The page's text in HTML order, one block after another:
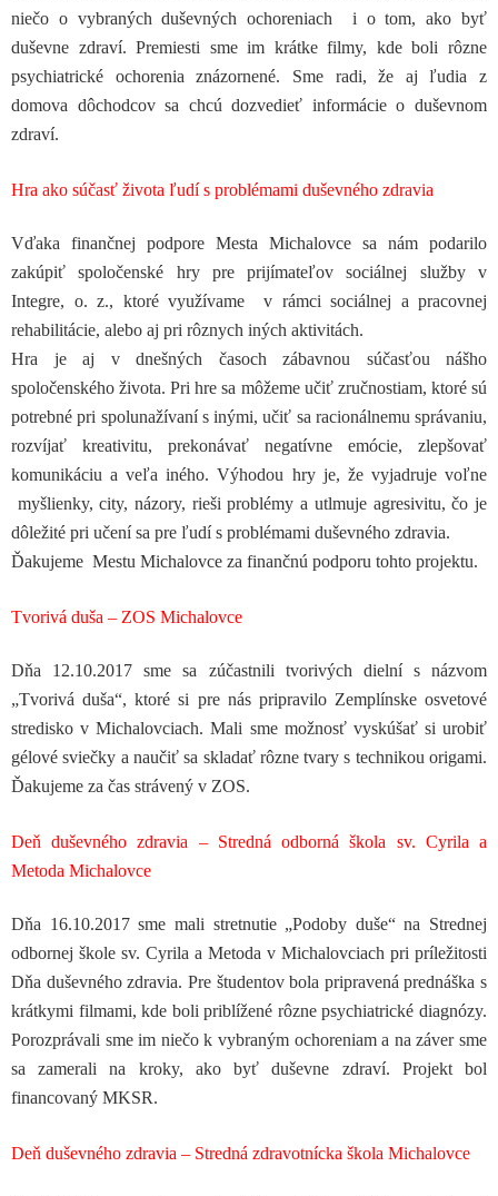
niečo o vybraných duševných ochoreniach i o tom, ako byť
duševne zdraví. Premiesti sme im krátke filmy, kde boli rôzne
psychiatrické ochorenia znázornené. Sme radi, že aj ľudia z
domova dôchodcov sa chcú dozvedieť informácie o duševnom
zdraví.
Hra ako súčasť života ľudí s problémami duševného zdravia
Vďaka finančnej podpore Mesta Michalovce sa nám podarilo
zakúpiť spoločenské hry pre prijímateľov sociálnej služby v
Integre, o. z., ktoré využívame v rámci sociálnej a pracovnej
rehabilitácie, alebo aj pri rôznych iných aktivitách.
Hra je aj v dnešných časoch zábavnou súčasťou nášho
spoločenského života. Pri hre sa môžeme učiť zručnostiam, ktoré sú
potrebné pri spolunažívaní s inými, učiť sa racionálnemu správaniu,
rozvíjať kreativitu, prekonávať negatívne emócie, zlepšovať
komunikáciu a veľa iného. Výhodou hry je, že vyjadruje voľne
myšlienky, city, názory, rieši problémy a utlmuje agresivitu, čo je
dôležité pri učení sa pre ľudí s problémami duševného zdravia.
Ďakujeme Mestu Michalovce za finančnú podporu tohto projektu.
Tvorivá duša – ZOS Michalovce
Dňa 12.10.2017 sme sa zúčastnili tvorivých dielní s názvom
„Tvorivá duša“, ktoré si pre nás pripravilo Zemplínske osvetové
stredisko v Michalovciach. Mali sme možnosť vyskúšať si urobiť
gélové sviečky a naučiť sa skladať rôzne tvary s technikou origami.
Ďakujeme za čas strávený v ZOS.
Deň duševného zdravia – Stredná odborná škola sv. Cyrila a
Metoda Michalovce
Dňa 16.10.2017 sme mali stretnutie „Podoby duše“ na Strednej
odbornej škole sv. Cyrila a Metoda v Michalovciach pri príležitosti
Dňa duševného zdravia. Pre študentov bola pripravená prednáška s
krátkymi filmami, kde boli priblížené rôzne psychiatrické diagnózy.
Porozprávali sme im niečo k vybraným ochoreniam a na záver sme
sa zamerali na kroky, ako byť duševne zdraví. Projekt bol
financovaný MKSR.
Deň duševného zdravia – Stredná zdravotnícka škola Michalovce